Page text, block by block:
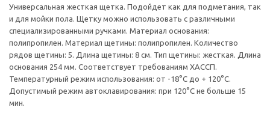
Универсальная жесткая щетка. Подойдет как для подметания, так
и для мойки пола. Щетку можно использовать с различными
специализированными ручками. Материал основания:
полипропилен. Материал щетины: полипропилен. Количество
рядов щетины: 5. Длина щетины: 8 см. Тип щетины: жесткая. Длина
основания 254 мм. Соответствует требованиям ХАССП.
Температурный режим использования: от -18°С до + 120°С.
Допустимый режим автоклавирования: при 120°С не больше 15
мин.